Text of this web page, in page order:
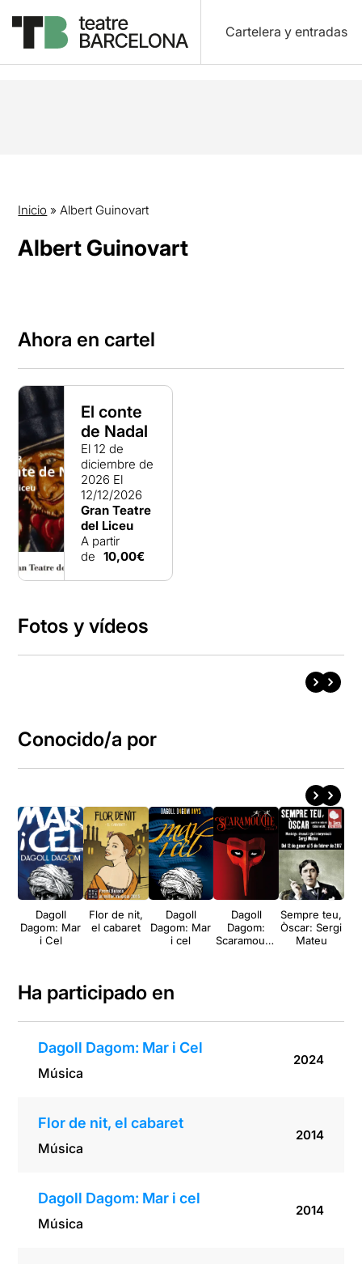
Cartelera y entradas
Inicio »Albert Guinovart
Albert Guinovart
Ahora en cartel
El conte
de Nadal
El 12 de
diciembre de
2026 El
12/12/2026
Gran Teatre
del Liceu
A partir
de 10,00€
Fotos y vídeos
Conocido/a por
Dagoll
Dagom: Mar
i Cel
Flor de nit,
el cabaret
Dagoll
Dagom: Mar
i cel
Dagoll
Dagom:
Scaramouch
Sempre teu,
Òscar: Sergi
Mateu
Ha participado en
Dagoll Dagom: Mar i Cel
Música
2024
Flor de nit, el cabaret
Música
2014
Dagoll Dagom: Mar i cel
Música
2014